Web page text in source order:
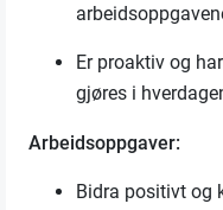
Er proaktiv og har
gjøres i
Arbeidsoppgaver:
Bidra positivt og